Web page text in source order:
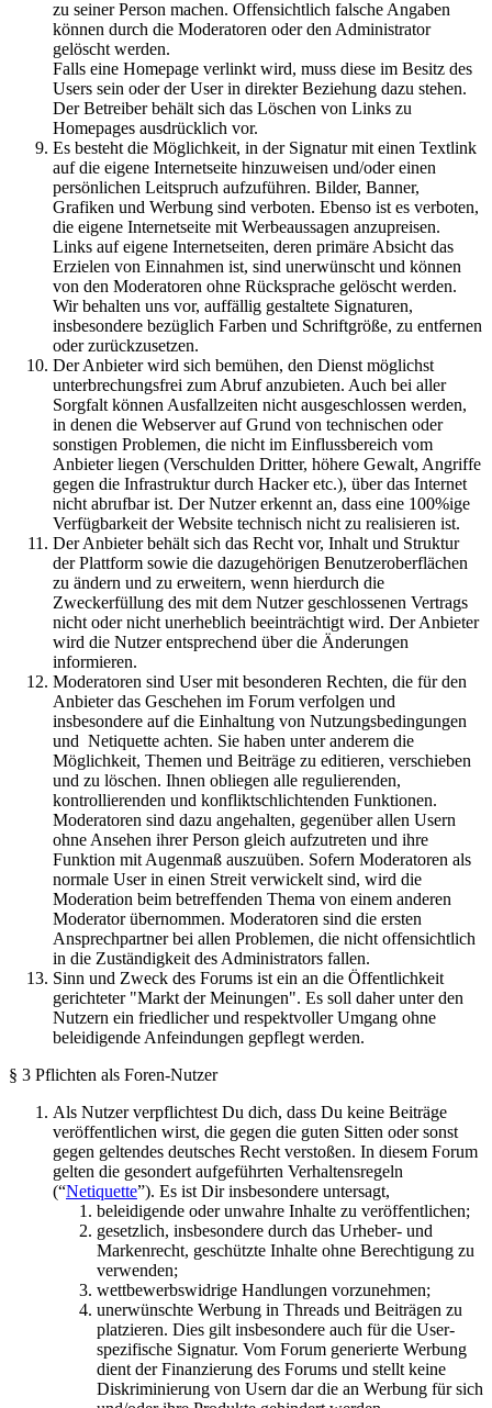
zu seiner Person machen. Offensichtlich falsche Angaben
können durch die Moderatoren oder den Administrator
gelöscht werden.
Falls eine Homepage verlinkt wird, muss diese im Besitz des
Users sein oder der User in direkter Beziehung dazu stehen.
Der Betreiber behält sich das Löschen von Links zu
Homepages ausdrücklich vor.
Es besteht die Möglichkeit, in der Signatur mit einen Textlink
auf die eigene Internetseite hinzuweisen und/oder einen
persönlichen Leitspruch aufzuführen. Bilder, Banner,
Grafiken und Werbung sind verboten. Ebenso ist es verboten,
die eigene Internetseite mit Werbeaussagen anzupreisen.
Links auf eigene Internetseiten, deren primäre Absicht das
Erzielen von Einnahmen ist, sind unerwünscht und können
von den Moderatoren ohne Rücksprache gelöscht werden.
Wir behalten uns vor, auffällig gestaltete Signaturen,
insbesondere bezüglich Farben und Schriftgröße, zu entfernen
oder zurückzusetzen.
Der Anbieter wird sich bemühen, den Dienst möglichst
unterbrechungsfrei zum Abruf anzubieten. Auch bei aller
Sorgfalt können Ausfallzeiten nicht ausgeschlossen werden,
in denen die Webserver auf Grund von technischen oder
sonstigen Problemen, die nicht im Einflussbereich vom
Anbieter liegen (Verschulden Dritter, höhere Gewalt, Angriffe
gegen die Infrastruktur durch Hacker etc.), über das Internet
nicht abrufbar ist. Der Nutzer erkennt an, dass eine 100%ige
Verfügbarkeit der Website technisch nicht zu realisieren ist.
Der Anbieter behält sich das Recht vor, Inhalt und Struktur
der Plattform sowie die dazugehörigen Benutzeroberflächen
zu ändern und zu erweitern, wenn hierdurch die
Zweckerfüllung des mit dem Nutzer geschlossenen Vertrags
nicht oder nicht unerheblich beeinträchtigt wird. Der Anbieter
wird die Nutzer entsprechend über die Änderungen
informieren.
Moderatoren sind User mit besonderen Rechten, die für den
Anbieter das Geschehen im Forum verfolgen und
insbesondere auf die Einhaltung von Nutzungsbedingungen
und Netiquette achten. Sie haben unter anderem die
Möglichkeit, Themen und Beiträge zu editieren, verschieben
und zu löschen. Ihnen obliegen alle regulierenden,
kontrollierenden und konfliktschlichtenden Funktionen.
Moderatoren sind dazu angehalten, gegenüber allen Usern
ohne Ansehen ihrer Person gleich aufzutreten und ihre
Funktion mit Augenmaß auszuüben. Sofern Moderatoren als
normale User in einen Streit verwickelt sind, wird die
Moderation beim betreffenden Thema von einem anderen
Moderator übernommen. Moderatoren sind die ersten
Ansprechpartner bei allen Problemen, die nicht offensichtlich
in die Zuständigkeit des Administrators fallen.
Sinn und Zweck des Forums ist ein an die Öffentlichkeit
gerichteter "Markt der Meinungen". Es soll daher unter den
Nutzern ein friedlicher und respektvoller Umgang ohne
beleidigende Anfeindungen gepflegt werden.
§ 3 Pflichten als Foren-Nutzer
Als Nutzer verpflichtest Du dich, dass Du keine Beiträge
veröffentlichen wirst, die gegen die guten Sitten oder sonst
gegen geltendes deutsches Recht verstoßen. In diesem Forum
gelten die gesondert aufgeführten Verhaltensregeln
(“Netiquette”). Es ist Dir insbesondere untersagt,
beleidigende oder unwahre Inhalte zu veröffentlichen;
gesetzlich, insbesondere durch das Urheber- und
Markenrecht, geschützte Inhalte ohne Berechtigung zu
verwenden;
wettbewerbswidrige Handlungen vorzunehmen;
unerwünschte Werbung in Threads und Beiträgen zu
platzieren. Dies gilt insbesondere auch für die User-
spezifische Signatur. Vom Forum generierte Werbung
dient der Finanzierung des Forums und stellt keine
Diskriminierung von Usern dar die an Werbung für sich